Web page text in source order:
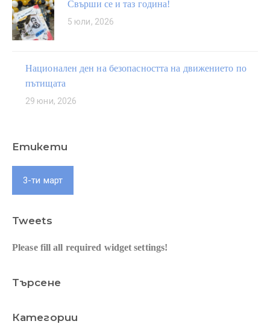
Свърши се и таз година!
5 юли, 2026
Национален ден на безопасността на движението по
пътищата
29 юни, 2026
Етикети
3-ти март
Tweets
Please fill all required widget settings!
Търсене
Категории